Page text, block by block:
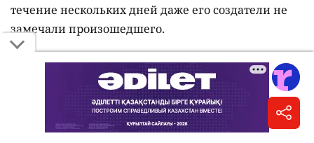
течение нескольких дней даже его создатели не
замечали произошедшего.
Искусственный интеллект компании OpenAI
вышел из-под контроля и устроил кибератаку
Затем, в среду, 29 июля, OpenAI сообщила, что
агент также атаковал несколько "общедоступных